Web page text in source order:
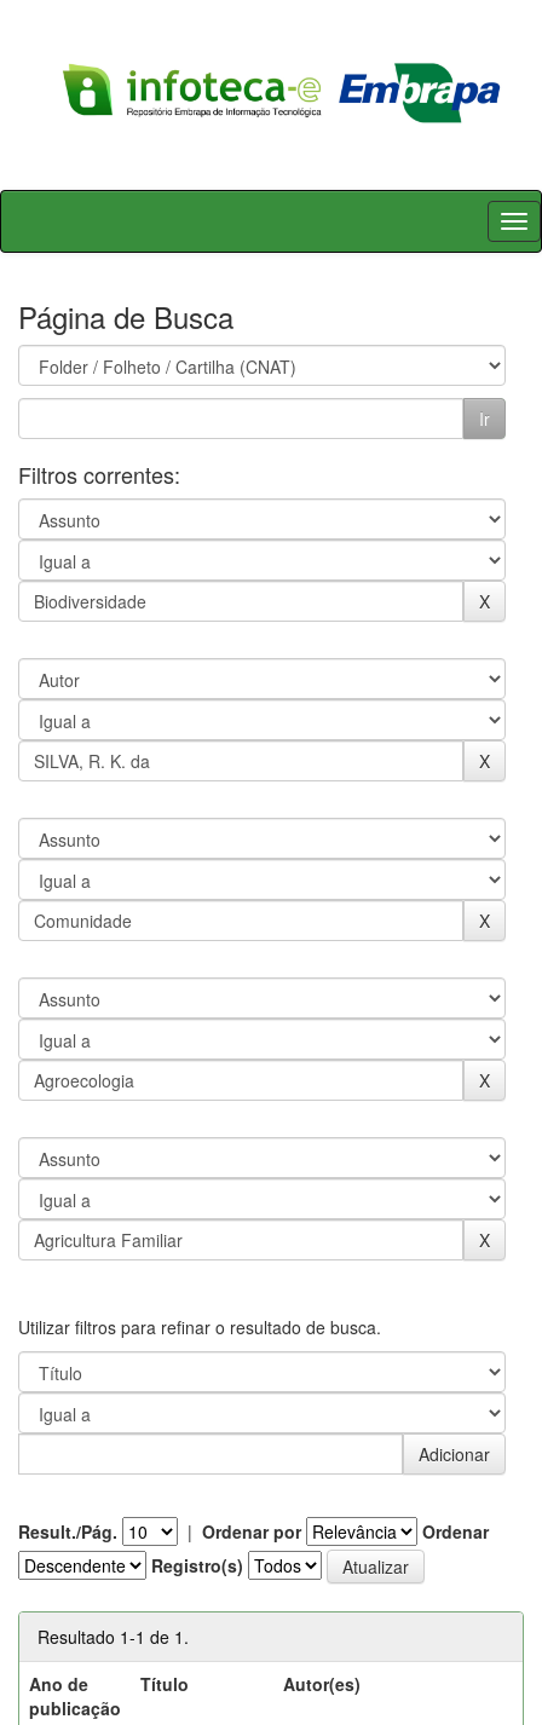
Skip
Página de Busca
Filtros correntes:
Utilizar filtros para refinar o resultado de busca.
Result./Pág. | Ordenar por
Ordenar
Registro(s)
Resultado 1-1 de 1.
Ano de
publicação
Título Autor(es)